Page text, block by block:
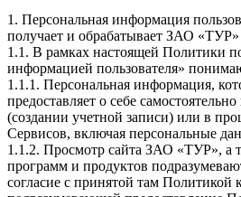
1. Персональная информация
получает и обрабатывает ЗАО «ТУР»
1.1. В рамках настоящей Политики
информацией пользователя»
1.1.1. Персональная информация,
предоставляет о себе
(создании учетной записи) или в
Сервисов, включая персональные
1.1.2. Просмотр сайта ЗАО «ТУР», а
программ и продуктов
согласие с принятой там Политикой